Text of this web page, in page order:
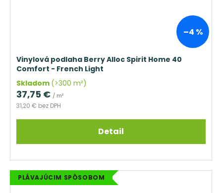
–4 %
Vinylová podlaha Berry Alloc Spirit Home 40
Comfort - French Light
Skladom (>300 m²)
31,20 € bez DPH
37,75 € / m²
Detail
PLÁVAJÚCIM SPÔSOBOM